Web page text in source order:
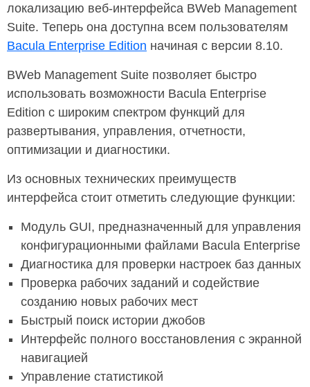
локализацию веб-интерфейса BWeb Management
Suite. Теперь она доступна всем пользователям
Bacula Enterprise Edition начиная с версии 8.10.
BWeb Management Suite позволяет быстро
использовать возможности Bacula Enterprise
Edition с широким спектром функций для
развертывания, управления, отчетности,
оптимизации и диагностики.
Из основных технических преимуществ
интерфейса стоит отметить следующие функции:
Модуль GUI, предназначенный для управления
конфигурационными файлами Bacula Enterprise
Диагностика для проверки настроек баз данных
Проверка рабочих заданий и содействие
созданию новых рабочих мест
Быстрый поиск истории джобов
Интерфейс полного восстановления с экранной
навигацией
Управление статистикой